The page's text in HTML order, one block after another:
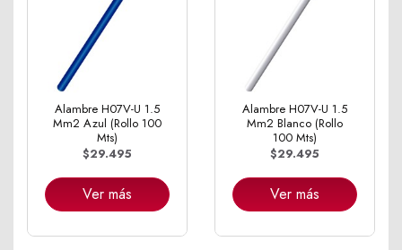
Alambre H07V-U 1.5
Mm2 Azul (Rollo 100
Mts)
$29.495
Ver más
Alambre H07V-U 1.5
Mm2 Blanco (Rollo
100 Mts)
$29.495
Ver más